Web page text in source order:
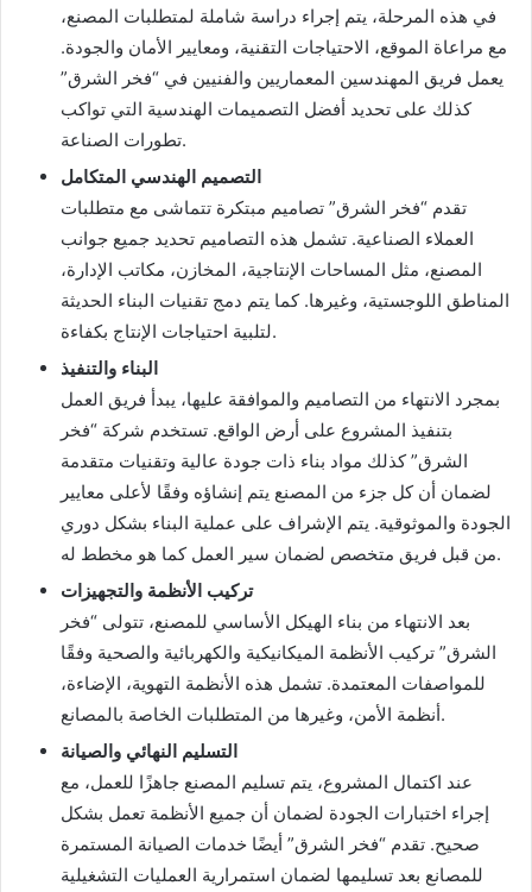
في هذه المرحلة، يتم إجراء دراسة شاملة لمتطلبات المصنع،
مع مراعاة الموقع، الاحتياجات التقنية، ومعايير الأمان والجودة.
يعمل فريق المهندسين المعماريين والفنيين في “فخر الشرق”
كذلك على تحديد أفضل التصميمات الهندسية التي تواكب
تطورات الصناعة.
التصميم الهندسي المتكامل
تقدم “فخر الشرق” تصاميم مبتكرة تتماشى مع متطلبات
العملاء الصناعية. تشمل هذه التصاميم تحديد جميع جوانب
المصنع، مثل المساحات الإنتاجية، المخازن، مكاتب الإدارة،
المناطق اللوجستية، وغيرها. كما يتم دمج تقنيات البناء الحديثة
لتلبية احتياجات الإنتاج بكفاءة.
البناء والتنفيذ
بمجرد الانتهاء من التصاميم والموافقة عليها، يبدأ فريق العمل
بتنفيذ المشروع على أرض الواقع. تستخدم شركة “فخر
الشرق” كذلك مواد بناء ذات جودة عالية وتقنيات متقدمة
لضمان أن كل جزء من المصنع يتم إنشاؤه وفقًا لأعلى معايير
الجودة والموثوقية. يتم الإشراف على عملية البناء بشكل دوري
من قبل فريق متخصص لضمان سير العمل كما هو مخطط له.
تركيب الأنظمة والتجهيزات
بعد الانتهاء من بناء الهيكل الأساسي للمصنع، تتولى “فخر
الشرق” تركيب الأنظمة الميكانيكية والكهربائية والصحية وفقًا
للمواصفات المعتمدة. تشمل هذه الأنظمة التهوية، الإضاءة،
أنظمة الأمن، وغيرها من المتطلبات الخاصة بالمصانع.
التسليم النهائي والصيانة
عند اكتمال المشروع، يتم تسليم المصنع جاهزًا للعمل، مع
إجراء اختبارات الجودة لضمان أن جميع الأنظمة تعمل بشكل
صحيح. تقدم “فخر الشرق” أيضًا خدمات الصيانة المستمرة
للمصانع بعد تسليمها لضمان استمرارية العمليات التشغيلية